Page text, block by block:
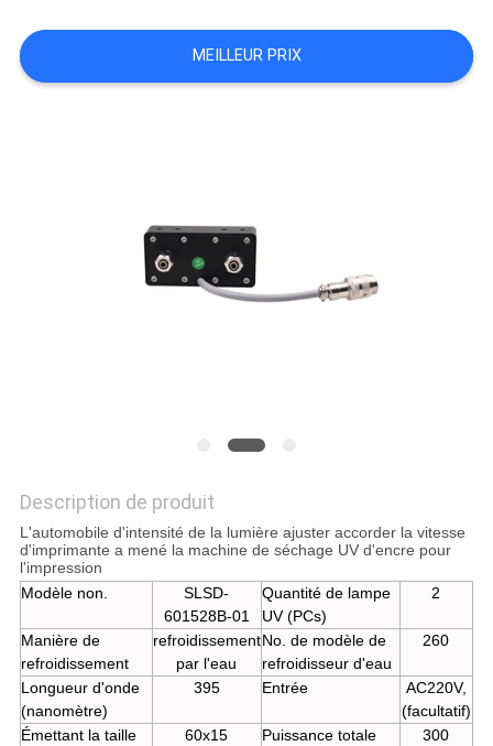
DEMANDEZ
UNE
MEILLEUR PRIX
Description de produit
L'automobile d'intensité de la lumière ajuster accorder la vitesse
d'imprimante a mené la machine de séchage UV d'encre pour
l'impression
Modèle non.
SLSD-
601528B-01
Quantité de lampe
UV (PCs)
2
Manière de
refroidissement
refroidissement
par l'eau
No. de modèle de
refroidisseur d'eau
260
Longueur d'onde
(nanomètre)
395 Entrée
AC220V,
(facultatif)
Émettant la taille
60x15
Puissance totale
300